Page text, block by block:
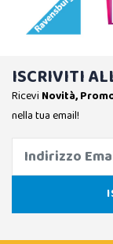
ISCRIVITI
Ricevi Novità,
nella tua email!